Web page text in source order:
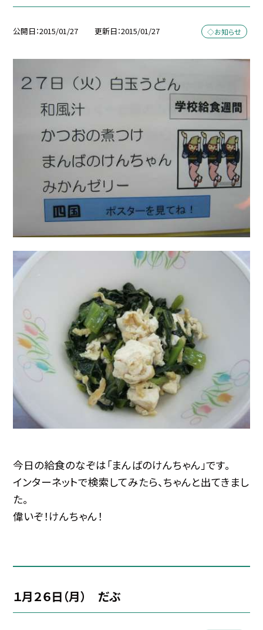
公開日 2015/01/27 更新日 2015/01/27 ◇お知らせ
今日の給食のなぞは「まんばのけんちゃん」です。
インターネットで検索してみたら、ちゃんと出てきまし
た。
偉いぞ！けんちゃん！
１月２６日（月） だぶ